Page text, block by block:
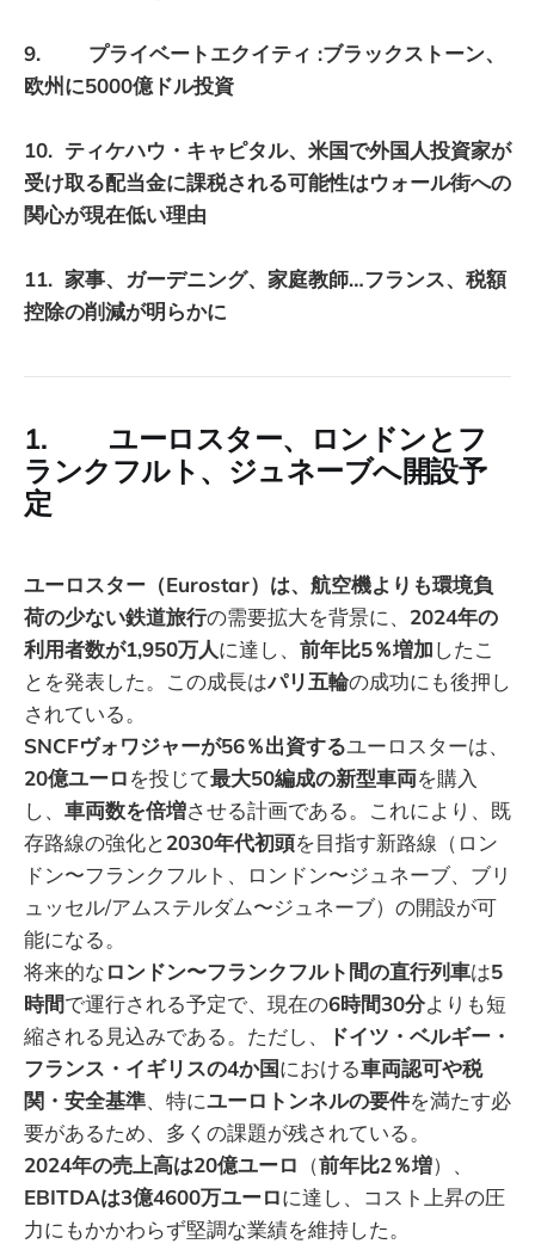
9. プライベートエクイティ :ブラックストーン、
欧州に5000億ドル投資
10. ティケハウ・キャピタル、米国で外国人投資家が
受け取る配当金に課税される可能性はウォール街への
関心が現在低い理由
11. 家事、ガーデニング、家庭教師…フランス、税額
控除の削減が明らかに
1. ユーロスター、ロンドンとフ
ランクフルト、ジュネーブへ開設予
定
ユーロスター（Eurostar）は、航空機よりも環境負
荷の少ない鉄道旅行の需要拡大を背景に、 2024年の
利用者数が1,950万人に達し、 前年比5％増加したこ
とを発表した。この成長はパリ五輪の成功にも後押し
されている。
SNCFヴォワジャーが56％出資するユーロスターは、
20億ユーロを投じて最大50編成の新型車両を購入
し、 車両数を倍増させる計画である。これにより、既
存路線の強化と2030年代初頭を目指す新路線（ロン
ドン〜フランクフルト、ロンドン〜ジュネーブ、ブリ
ュッセル/アムステルダム〜ジュネーブ）の開設が可
能になる。
将来的なロンドン〜フランクフルト間の直行列車は5
時間で運行される予定で、現在の6時間30分よりも短
縮される見込みである。ただし、
ドイツ・ベルギー・
フランス・イギリスの4か国における車両認可や税
関・安全基準、特にユーロトンネルの要件を満たす必
要があるため、多くの課題が残されている。
2024年の売上高は20億ユーロ （前年比2％増）、
EBITDAは3億4600万ユーロに達し、コスト上昇の圧
力にもかかわらず堅調な業績を維持した。